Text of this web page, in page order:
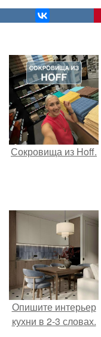
Сокровища из Hoff.
Опишите интерьер
кухни в 2-3 словах.